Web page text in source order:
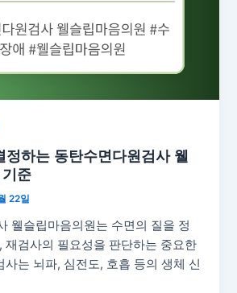
정하는 동탄수면다원검사 웰
준
22일
웰슬립마음의원는 수면의 질을 정
재검사의 필요성을 판단하는 중요한
사는 뇌파, 심전도, 호흡 등의 생체 신